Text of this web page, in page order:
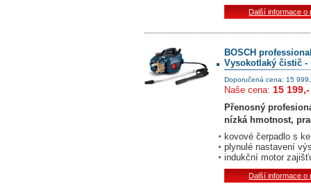
Další informace o
BOSCH
Vysokotlaký čistič -
Doporučená cena: 15
Naše cena: 15
Přenosný
nízká hmotnost,
kovové čerpadlo s
plynulé nastavení
indukční motor
Další informace o